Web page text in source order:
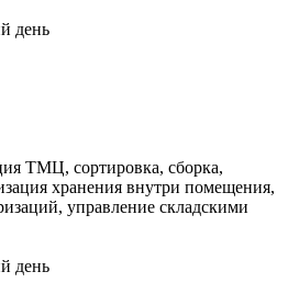
день
ТМЦ, сортировка, сборка,
хранения внутри помещения,
управление складскими
день